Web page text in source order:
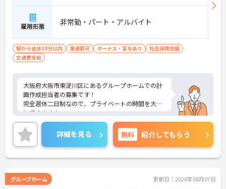
雇用形態 非常勤・パート・アルバイト
駅から徒歩10分以内 車通勤可 ボーナス・賞与あり
社会保険完備
交通費支給
大阪府大阪市東淀川区にあるグループホームでの計
画作成担当者の募集です！
完全週休二日制なので、プライベートの時間を大切
にできます☆
ご興味のある方には、面接対策ポイントなど、さら
に詳細をお話しいたしますのでお気軽にご相談くだ
さい！
詳細を見る 無料 紹介してもらう
グループホーム 更新日：2026年08月07日